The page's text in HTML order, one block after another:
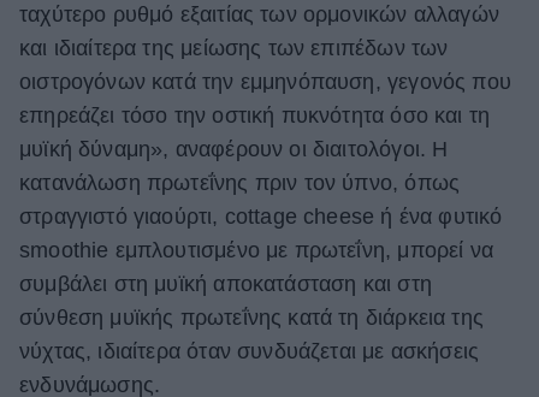
ταχύτερο ρυθμό εξαιτίας των ορμονικών αλλαγών
και ιδιαίτερα της μείωσης των επιπέδων των
οιστρογόνων κατά την εμμηνόπαυση, γεγονός που
επηρεάζει τόσο την οστική πυκνότητα όσο και τη
μυϊκή δύναμη», αναφέρουν οι διαιτολόγοι. Η
κατανάλωση πρωτεΐνης πριν τον ύπνο, όπως
στραγγιστό γιαούρτι, cottage cheese ή ένα φυτικό
smoothie εμπλουτισμένο με πρωτεΐνη, μπορεί να
συμβάλει στη μυϊκή αποκατάσταση και στη
σύνθεση μυϊκής πρωτεΐνης κατά τη διάρκεια της
νύχτας, ιδιαίτερα όταν συνδυάζεται με ασκήσεις
ενδυνάμωσης.